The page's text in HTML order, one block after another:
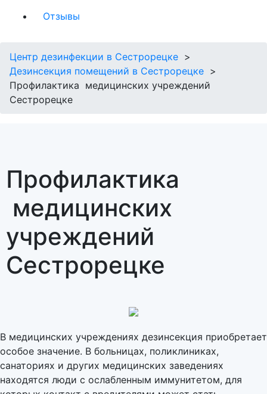
Отзывы
Центр дезинфекции в Сестрорецке
Дезинсекция помещений в Сестрорецке
Профилактика медицинских учреждений
Сестрорецке
Профилактика
медицинских
учреждений
Сестрорецке
В медицинских учреждениях дезинсекция приобретает
особое значение. В больницах, поликлиниках,
санаториях и других медицинских заведениях
находятся люди с ослабленным иммунитетом, для